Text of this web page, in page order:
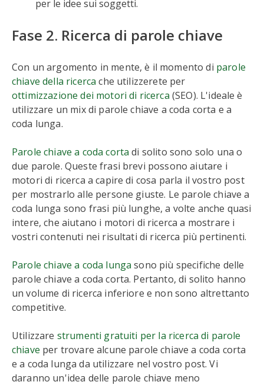
per le idee sui soggetti.
Fase 2. Ricerca di parole chiave
Con un argomento in mente, è il momento di parole
chiave della ricerca che utilizzerete per
ottimizzazione dei motori di ricerca (SEO). L'ideale è
utilizzare un mix di parole chiave a coda corta e a
coda lunga.
Parole chiave a coda corta di solito sono solo una o
due parole. Queste frasi brevi possono aiutare i
motori di ricerca a capire di cosa parla il vostro post
per mostrarlo alle persone giuste. Le parole chiave a
coda lunga sono frasi più lunghe, a volte anche quasi
intere, che aiutano i motori di ricerca a mostrare i
vostri contenuti nei risultati di ricerca più pertinenti.
Parole chiave a coda lunga sono più specifiche delle
parole chiave a coda corta. Pertanto, di solito hanno
un volume di ricerca inferiore e non sono altrettanto
competitive.
Utilizzare strumenti gratuiti per la ricerca di parole
chiave per trovare alcune parole chiave a coda corta
e a coda lunga da utilizzare nel vostro post. Vi
daranno un'idea delle parole chiave meno